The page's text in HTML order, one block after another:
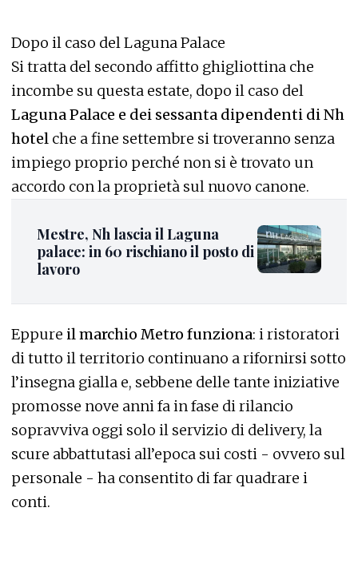
Dopo il caso del Laguna Palace
Si tratta del secondo affitto ghigliottina che
incombe su questa estate, dopo il caso del
Laguna Palace e dei sessanta dipendenti di Nh
hotel che a fine settembre si troveranno senza
impiego proprio perché non si è trovato un
accordo con la proprietà sul nuovo canone.
Mestre, Nh lascia il Laguna
palace: in 60 rischiano il posto di
lavoro
Eppure il marchio Metro funziona: i ristoratori
di tutto il territorio continuano a rifornirsi sotto
l’insegna gialla e, sebbene delle tante iniziative
promosse nove anni fa in fase di rilancio
sopravviva oggi solo il servizio di delivery, la
scure abbattutasi all’epoca sui costi - ovvero sul
personale - ha consentito di far quadrare i
conti.